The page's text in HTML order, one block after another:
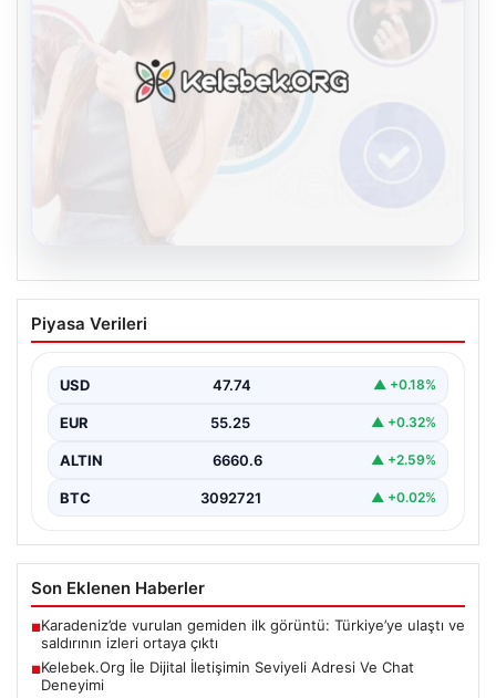
Kelebek.Org İle Dijital İletişimin Seviyeli
Adresi Ve Chat Deneyimi
kurması ciddi bir önem taşımaktadır. Halen birçok…
Piyasa Verileri
USD 47.74 ▲ +0.18%
EUR 55.25 ▲ +0.32%
ALTIN 6660.6 ▲ +2.59%
BTC 3092721 ▲ +0.02%
Son Eklenen Haberler
■Karadeniz’de vurulan gemiden ilk görüntü: Türkiye’ye ulaştı ve
saldırının izleri ortaya çıktı
■Kelebek.Org İle Dijital İletişimin Seviyeli Adresi Ve Chat
Deneyimi